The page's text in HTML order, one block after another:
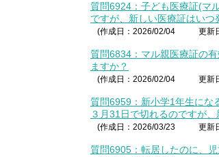
質問6924：子ども医療証(マ
ですが、新しい医療証はいつ
(作成日：2026/02/04 更新
質問6834：マル親医療証の
ますか？
(作成日：2026/02/04 更新
質問6959：新小学1年生にな
３月31日で切れるのですが
(作成日：2026/03/23 更新
質問6905：転居したのに、